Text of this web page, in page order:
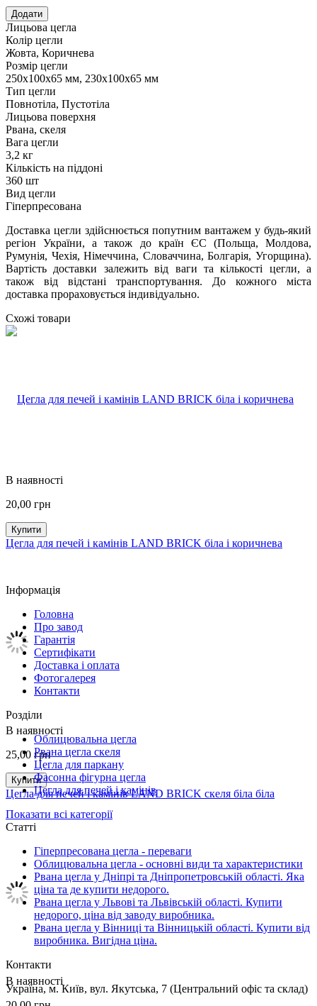
Лицьова цегла
Колір цегли
Жовта, Коричнева
Розмір цегли
250х100х65 мм, 230х100х65 мм
Тип цегли
Повнотіла, Пустотіла
Лицьова поверхня
Рвана, скеля
Вага цегли
3,2 кг
Кількість на піддоні
360 шт
Вид цегли
Гіперпресована
Доставка цегли здійснюється попутним вантажем у будь-який
регіон України, а також до країн ЄС (Польща, Молдова,
Румунія, Чехія, Німеччина, Словаччина, Болгарія, Угорщина).
Вартість доставки залежить від ваги та кількості цегли, а
також від відстані транспортування. До кожного міста
доставка прораховується індивідуально.
Схожі товари
В наявності
20,00 грн
Купити
Цегла для печей і камінів LAND BRICK біла і коричнева
В наявності
25,00 грн
Купити
Цегла для печей і камінів LAND BRICK скеля біла біла
В наявності
Інформація
Головна
Про завод
Гарантія
Сертифікати
Доставка і оплата
Фотогалерея
Контакти
Розділи
Облицювальна цегла
Рвана цегла скеля
Цегла для паркану
Фасонна фігурна цегла
Цегла для печей і камінів
Показати всі категорії
Статті
Гіперпресована цегла - переваги
Облицювальна цегла - основні види та характеристики
Рвана цегла у Дніпрі та Дніпропетровській області. Яка
ціна та де купити недорого.
Рвана цегла у Львові та Львівській області. Купити
недорого, ціна від заводу виробника.
Рвана цегла у Вінниці та Вінницькій області. Купити від
виробника. Вигідна ціна.
Контакти
Українa, м. Київ, вул. Якутська, 7 (Центральний офіс та склад)